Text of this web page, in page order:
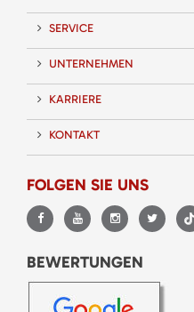
SERVICE
UNTERNEHMEN
KARRIERE
KONTAKT
FOLGEN SIE UNS
BEWERTUNGEN